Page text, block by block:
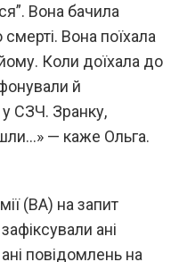
Вона бачила
Вона поїхала
Коли доїхала до
й
у СЗЧ. Зранку,
— каже Ольга.
(ВА) на запит
ані
повідомлень на